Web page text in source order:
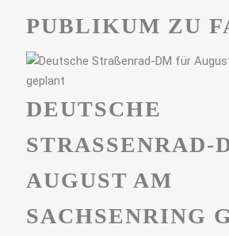
PUBLIKUM ZU
DEUTSCHE
STRASSENRAD-
UGUST AM S
ACHSENRING